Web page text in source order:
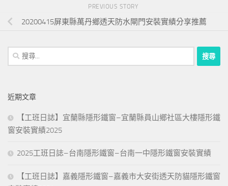
PREVIOUS STORY
20200415屏東縣萬丹鄉透天防水閘門安裝實績分享推薦
搜
尋
字:
近期文章
【工班日誌】宜蘭縣隱形鐵窗–宜蘭縣員山鄉社區大樓隱形鐵
窗安裝實績2025
2025工班日誌–台南隱形鐵窗–台南一中隱形鐵窗安裝實績
【工班日誌】嘉義隱形鐵窗–嘉義市大安街透天防貓隱形鐵窗